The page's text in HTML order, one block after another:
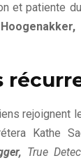
et patiente
rejoignent
Kathe
True